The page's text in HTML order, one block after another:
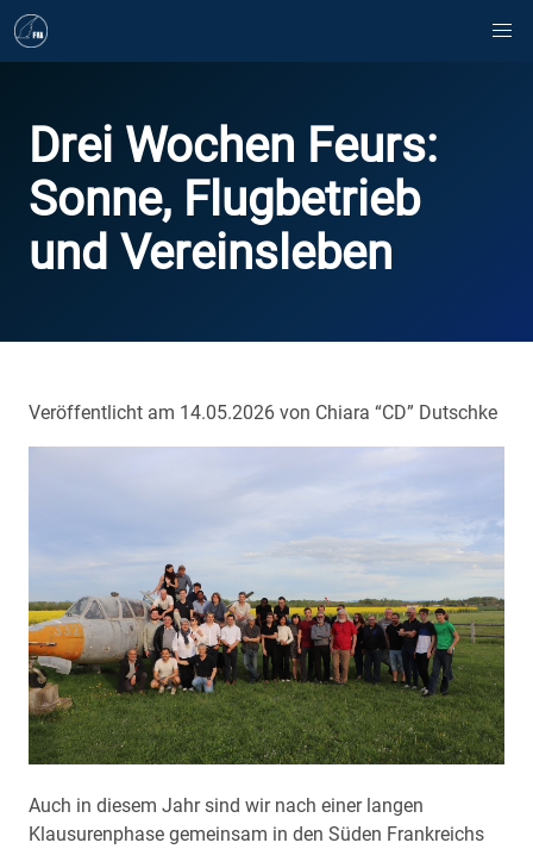
Drei Wochen Feurs:
Sonne, Flugbetrieb
und Vereinsleben
Veröffentlicht am 14.05.2026 von Chiara “CD” Dutschke
Auch in diesem Jahr sind wir nach einer langen
Klausurenphase gemeinsam in den Süden Frankreichs